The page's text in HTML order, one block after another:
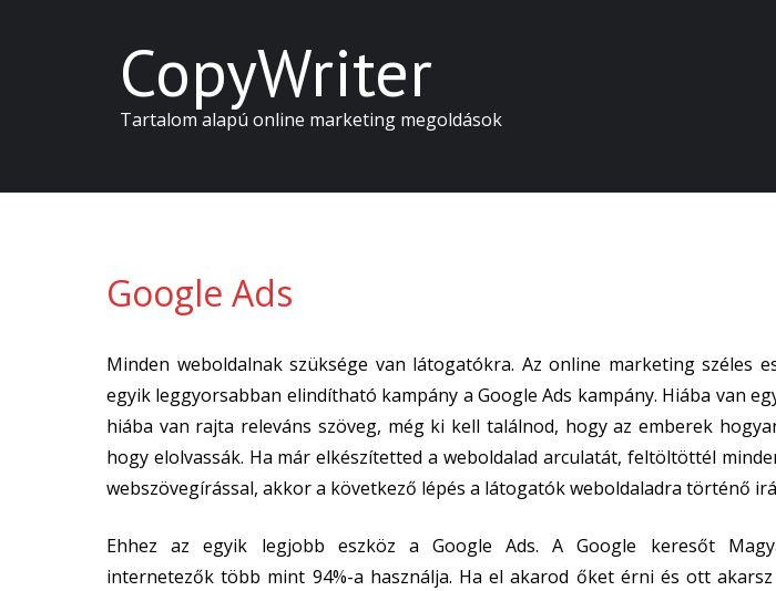
CopyWriter
Tartalom alapú online marketing megoldások
Google Ads
Minden weboldalnak szüksége van látogatókra. Az online marketing széles
egyik leggyorsabban elindítható kampány a Google Ads kampány. Hiába van
hiába van rajta releváns szöveg, még ki kell találnod, hogy az emberek
hogy elolvassák. Ha már elkészítetted a weboldalad arculatát, feltöltöttél
webszövegírással, akkor a következő lépés a látogatók weboldaladra történő
Ehhez az egyik legjobb eszköz a Google Ads. A Google keresőt
internetezők több mint 94%-a használja. Ha el akarod őket érni és ott